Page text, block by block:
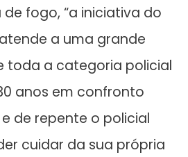
fogo, “a iniciativa do
a uma grande
toda a categoria policial
anos em confronto
de repente o policial
cuidar da sua própria